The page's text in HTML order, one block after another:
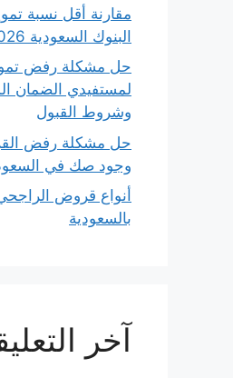
مقارنة أقل نسبة
البنوك السعودية 2026
حل مشكلة رفض
لمستفيدي الضمان
وشروط القبول
حل مشكلة رفض
وجود صك في
أنواع قروض
بالسعودية
آخر